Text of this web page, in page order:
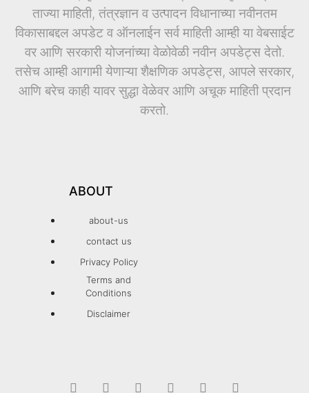
ताज्या माहिती, तंत्रज्ञान व उत्पादन विधानाच्या नवीनतम
विकासाबद्दल अपडेट व ऑनलाईन सर्व माहिती आम्ही या वेबसाईट
वर आणि सरकारी योजनांच्या वेळोवेळी नवीन अपडेट्स देतो.
तसेच आम्ही आगामी येणाऱ्या शैक्षणिक अपडेट्स, आपले सरकार,
आणि बरेच काही यावर सुद्धा वेळेवर आणि अचूक माहिती प्रदान
करतो.
ABOUT
about-us
contact us
Privacy Policy
Terms and
Conditions
Disclaimer